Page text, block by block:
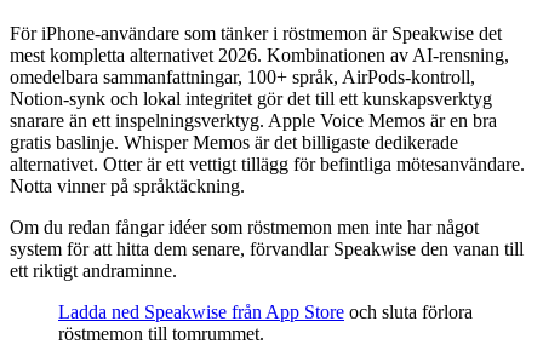
För iPhone-användare som tänker i röstmemon är Speakwise det
mest kompletta alternativet 2026. Kombinationen av AI-rensning,
omedelbara sammanfattningar, 100+ språk, AirPods-kontroll,
Notion-synk och lokal integritet gör det till ett kunskapsverktyg
snarare än ett inspelningsverktyg. Apple Voice Memos är en bra
gratis baslinje. Whisper Memos är det billigaste dedikerade
alternativet. Otter är ett vettigt tillägg för befintliga mötesanvändare.
Notta vinner på språktäckning.
Om du redan fångar idéer som röstmemon men inte har något
system för att hitta dem senare, förvandlar Speakwise den vanan till
ett riktigt andraminne.
Ladda ned Speakwise från App Store och sluta förlora
röstmemon till tomrummet.